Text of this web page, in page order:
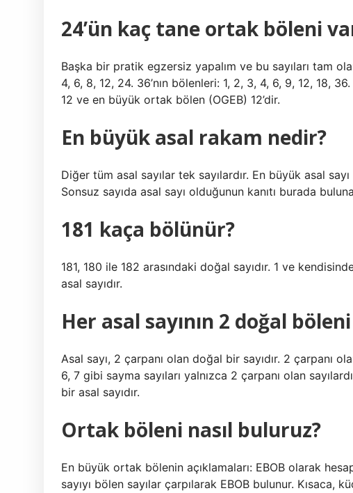
24’ün kaç tane ortak böleni
Başka bir pratik egzersiz yapalım ve bu sayıları tam
4, 6, 8, 12, 24. 36’nın bölenleri: 1, 2, 3, 4, 6, 9, 12, 18,
12 ve en büyük ortak bölen (OGEB) 12’dir.
En büyük asal rakam nedir?
Diğer tüm asal sayılar tek sayılardır. En büyük asal
Sonsuz sayıda asal sayı olduğunun kanıtı burada
181 kaça bölünür?
181, 180 ile 182 arasındaki doğal sayıdır. 1 ve
asal sayıdır.
Her asal sayının 2 doğal
Asal sayı, 2 çarpanı olan doğal bir sayıdır. 2 çarpanı
6, 7 gibi sayma sayıları yalnızca 2 çarpanı olan
bir asal sayıdır.
Ortak böleni nasıl buluruz?
En büyük ortak bölenin açıklamaları: EBOB olarak
sayıyı bölen sayılar çarpılarak EBOB bulunur.